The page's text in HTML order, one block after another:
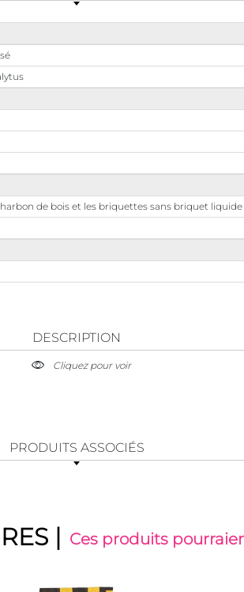
de bois et les briquettes sans briquet liquide
DESCRIPTION
Cliquez pour voir
PRODUITS ASSOCIÉS
| Ces produits